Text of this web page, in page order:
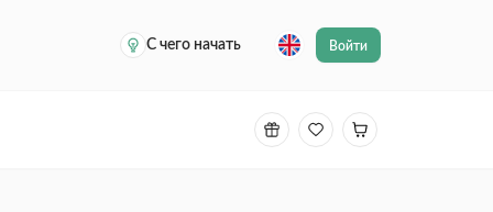
С чего начать
Войти